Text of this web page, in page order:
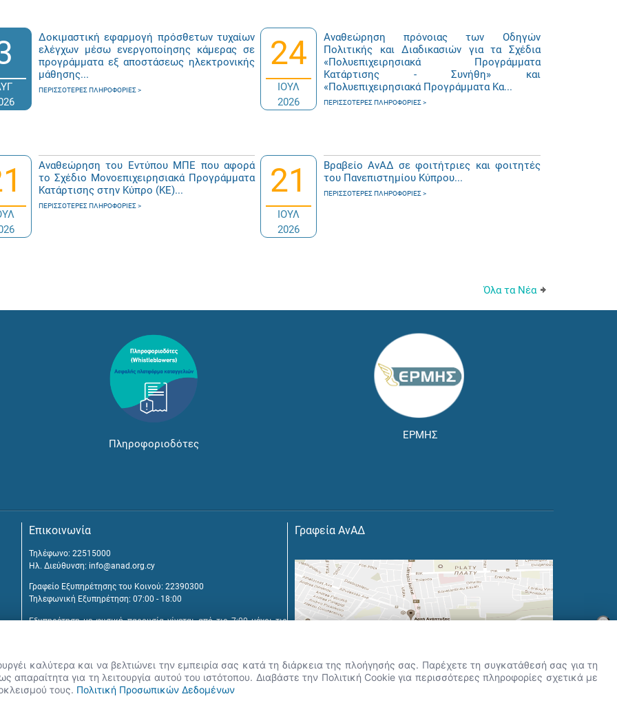
Δοκιμαστική εφαρμογή πρόσθετων τυχαίων
ελέγχων μέσω ενεργοποίησης κάμερας σε
προγράμματα εξ αποστάσεως ηλεκτρονικής
μάθησης...
ΠΕΡΙΣΣΌΤΕΡΕΣ ΠΛΗΡΟΦΟΡΊΕΣ
24
ΙΟΥΛ
2026
Αναθεώρηση πρόνοιας των Οδηγών
Πολιτικής και Διαδικασιών για τα Σχέδια
«Πολυεπιχειρησιακά Προγράμματα
Κατάρτισης - Συνήθη» και
«Πολυεπιχειρησιακά Προγράμματα Κα...
ΠΕΡΙΣΣΌΤΕΡΕΣ ΠΛΗΡΟΦΟΡΊΕΣ
Αναθεώρηση του Εντύπου ΜΠΕ που αφορά
το Σχέδιο Μονοεπιχειρησιακά Προγράμματα
Κατάρτισης στην Κύπρο (ΚΕ)...
ΠΕΡΙΣΣΌΤΕΡΕΣ ΠΛΗΡΟΦΟΡΊΕΣ
21
ΙΟΥΛ
2026
Βραβείο ΑνΑΔ σε φοιτήτριες και φοιτητές
του Πανεπιστημίου Κύπρου...
ΠΕΡΙΣΣΌΤΕΡΕΣ ΠΛΗΡΟΦΟΡΊΕΣ
Όλα τα Νέα
Πληροφοριοδότες
ΕΡΜΗΣ
Επικοινωνία
Τηλέφωνο: 22515000
Ηλ. Διεύθυνση: info@anad.org.cy
Γραφείο Εξυπηρέτησης του Κοινού: 22390300
Τηλεφωνική Εξυπηρέτηση: 07:00 - 18:00
Εξυπηρέτηση με φυσική παρουσία γίνεται από τις 7:00 μέχρι τις
Τ.Θ. 25431, 1392 Λευκωσία, Κύπρος
Γραφεία ΑνΑΔ
×
σήμερα.
καλύτερα και να βελτιώνει την εμπειρία σας κατά τη διάρκεια της πλοήγησής σας. Παρέχετε τη συγκατάθεσή σας για τη
για τη λειτουργία αυτού του ιστότοπου. Διαβάστε την Πολιτική Cookie για περισσότερες πληροφορίες σχετικά με
τους. Πολιτική Προσωπικών Δεδομένων